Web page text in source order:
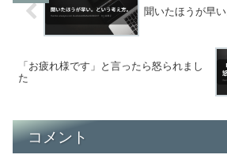
聞いたほうが早
「お疲れ様です」と言ったら怒られまし
た
コメント